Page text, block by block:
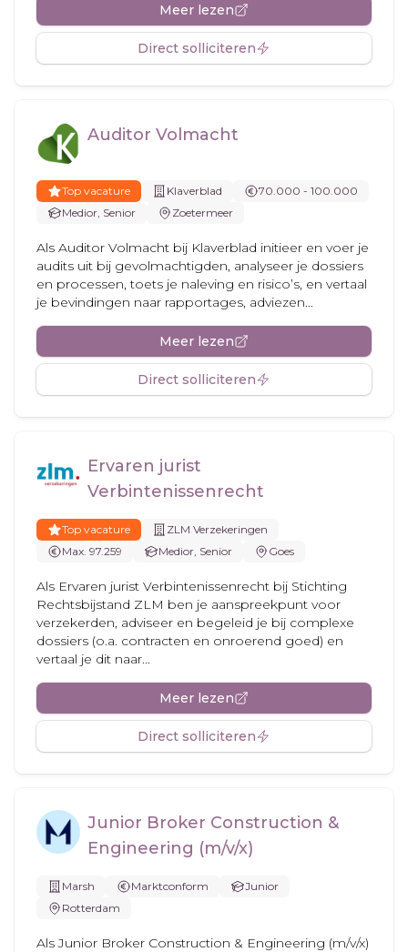
Meer lezen
Direct solliciteren
Auditor Volmacht
Top vacature Klaverblad
70.000 - 100.000
Medior, Senior
Zoetermeer
Als Auditor Volmacht bij Klaverblad initieer en voer je
audits uit bij gevolmachtigden, analyseer je dossiers
en processen, toets je naleving en risico’s, en vertaal
je bevindingen naar rapportages, adviezen...
Meer lezen
Direct solliciteren
Ervaren jurist
Verbintenissenrecht
Top vacature
ZLM Verzekeringen
Max. 97.259
Medior, Senior Goes
Als Ervaren jurist Verbintenissenrecht bij Stichting
Rechtsbijstand ZLM ben je aanspreekpunt voor
verzekerden, adviseer en begeleid je bij complexe
dossiers (o.a. contracten en onroerend goed) en
vertaal je dit naar...
Meer lezen
Direct solliciteren
Junior Broker Construction &
Engineering (m/v/x)
Marsh Marktconform
Junior
Rotterdam
Als Junior Broker Construction & Engineering (m/v/x)